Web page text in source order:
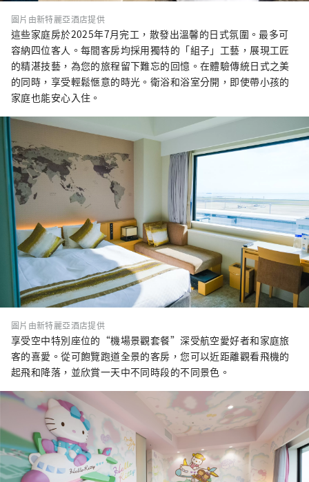
圖片由新特麗亞酒店提供
這些家庭房於2025年7月完工，散發出溫馨的日式氛圍。最多可
容納四位客人。每間客房均採用獨特的「組子」工藝，展現工匠
的精湛技藝，為您的旅程留下難忘的回憶。在體驗傳統日式之美
的同時，享受輕鬆愜意的時光。衛浴和浴室分開，即使帶小孩的
家庭也能安心入住。
圖片由新特麗亞酒店提供
享受空中特別座位的“機場景觀套餐”深受航空愛好者和家庭旅
客的喜愛。從可飽覽跑道全景的客房，您可以近距離觀看飛機的
起飛和降落，並欣賞一天中不同時段的不同景色。